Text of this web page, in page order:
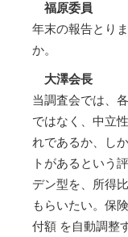
福原委員
年末の報告とり
か。
大澤会長
当調査会では、
ではなく、中立
れであるか、し
トがあるという
デン型を、所得
もらいたい。保
付額 を自動調整